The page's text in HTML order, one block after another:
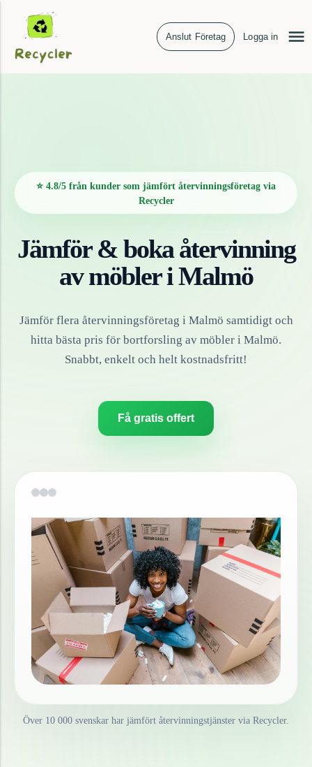
Anslut Företag Logga in
⭐ 4.8/5 från kunder som jämfört återvinningsföretag via
Recycler
Jämför & boka återvinning
avmöbleriMalmö
Jämför flera återvinningsföretag i Malmö samtidigt och
hitta bästa pris för bortforsling av möbler i Malmö.
Snabbt, enkelt och helt kostnadsfritt!
Få gratis offert
Över 10 000 svenskar har jämfört återvinningstjänster via Recycler.